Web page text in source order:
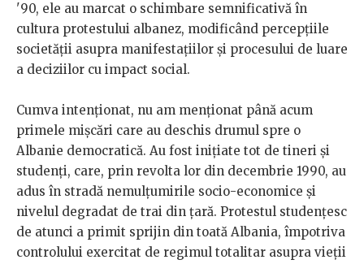
'90, ele au marcat o schimbare semnificativă în
cultura protestului albanez, modificând percepțiile
societății asupra manifestațiilor și procesului de luare
a deciziilor cu impact social.
Cumva intenționat, nu am menționat până acum
primele mișcări care au deschis drumul spre o
Albanie democratică. Au fost inițiate tot de tineri și
studenți, care, prin revolta lor din decembrie 1990, au
adus în stradă nemulțumirile socio-economice și
nivelul degradat de trai din țară. Protestul studențesc
de atunci a primit sprijin din toată Albania, împotriva
controlului exercitat de regimul totalitar asupra vieții